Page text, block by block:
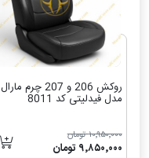
روکش 206 و 207 چرم مارال
مدل فیدلیتی کد 8011
۱۰٬۹۵۰٬۰۰۰ تومان
۹٬۸۵۰٬۰۰۰ تومان